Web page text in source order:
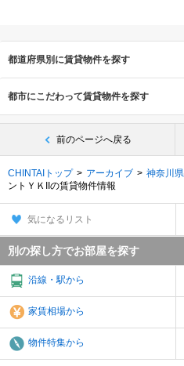
都道府県別に賃貸物件を探す
都市にこだわって賃貸物件を探す
前のページへ戻る
CHINTAIトップ アーカイブ 神奈川県
ントＹＫIIの賃貸物件情報
気になるリスト
別の探し方でお部屋を探す
沿線・駅から
家賃相場から
物件特集から